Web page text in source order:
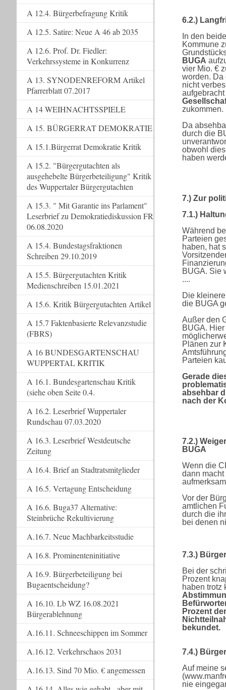
6.2.)
In den
Kommune
BUGA
vier Mio. €
worden. Da
nicht
zukommen.
Da
durch die
obwohl
haben
7.) Zur
7.1.)
Während
Parteien
haben, hat
BUGA. Sie
....
Die
die BUGA
Außer den
BUGA.
Plänen zur
Parteien
Gerade
absehbar
nach der
7.2.)
BUGA
Wenn die
dann
Vor der
amtlichen
durch die
bei denen
7.3.)
Bei der
Prozent
haben trotz
Prozent
bekundet.
7.4.)
Auf meine
nie
A 12.4. Bürgerbefragung Kritik
A 12.5. Satire: Neue A 46 ab 2035
A 12.6. Prof. Dr. Fiedler:
Verkehrssysteme in Konkurrenz
A 13. SYNODENREFORM Artikel
Pfarrerblatt 07.2017
A 14 WEIHNACHTSSPIELE
A 15. BÜRGERRAT DEMOKRATIE
A 15.1.Bürgerrat Demokratie Kritik
A 15.2. "Bürgergutachten als
ausgehebelte Bürgerbeteiligung" Kritik
des Wuppertaler Bürgergutachten
A 15.3. " Mit Garantie ins Parlament"
Leserbrief zu Demokratiediskussion FR
06.08.2020
A 15.4. Bundestagsfraktionen
Schreiben 29.10.2019
A 15.5. Bürgergutachten Kritik
Medienschreiben 15.01.2021
A 15.6. Kritik Bürgergutachten Artikel
A 15.7 Faktenbasierte Relevanzstudie
(FBRS)
A 16 BUNDESGARTENSCHAU
WUPPERTAL KRITIK
A 16.1. Bundesgartenschau Kritik
(siehe oben Seite 0.4.
A 16.2. Leserbrief Wuppertaler
Rundschau 07.03.2020
A 16.3. Leserbrief Westdeutsche
Zeitung
A 16.4. Brief an Stadtratsmitglieder
A 16.5. Vertagung Entscheidung
A 16.6. Buga37 Alternative:
Steinbrüche Rekultivierung
A.16.7. Neue Machbarkeitsstudie
A 16.8. Prominenteninitiative
A 16.9. Bürgerbeteiligung bei
Bugaentscheidung?
A 16.10. Lb WZ 16.08.2021
Bürgerablehnung
A.16.11. Schneeschippen im Sommer
A.16.12. Verkehrschaos 2031
A.16.13. Sind 70 Mio. € angemessen